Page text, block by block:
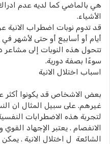
هي بالماضي كما لديه عدم
الأشياء.
قد تدوم نوبات اضطراب الانية
أيام أو أسابيع أو حتى لأشهر
تتحول هذه النوبات إلى مشاعر
سوءًا بصفة دورية.
اسباب اختلال الانية
بعض الاشخاص قد يكونوا أكثر
غيرهم. على سبيل المثال ان
لتجربة هذه الاضطرابات
الانفصام . يعتبر الإجهاد القوي
الشائعة ل اختلال الانية .